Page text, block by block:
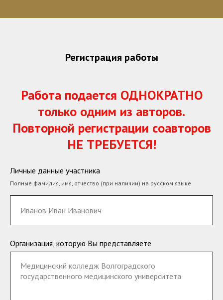
Регистрация работы
Работа подается ОДНОКРАТНО
только одним из авторов.
Повторной регистрации соавторов
НЕ ТРЕБУЕТСЯ!
Личные данные участника
Полные фамилия, имя, отчество (при наличии) на русском языке
Организация, которую Вы представляете